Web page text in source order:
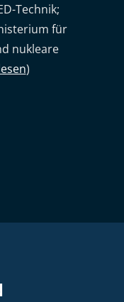
Technik;
für
nukleare
)